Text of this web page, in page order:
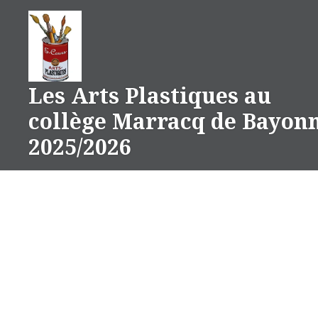
Les Arts Plastiques au
collège Marracq de
2025/2026